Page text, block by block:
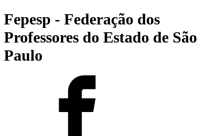
Fepesp - Federação dos
Professores do Estado de São
Paulo